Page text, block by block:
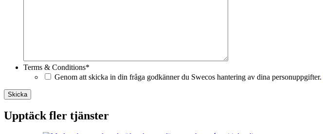
Terms & Conditions*
Genom att skicka in din fråga godkänner du Swecos hantering av dina personuppgifter.
Skicka
Upptäck fler tjänster